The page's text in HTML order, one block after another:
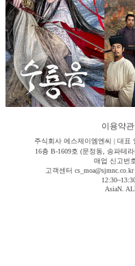
이용약관
주식회사 에스제이엠엔씨 | 대표
16층 B-1609호 (문정동, 송파테
매업 신고번
고객센터
AsiaN.